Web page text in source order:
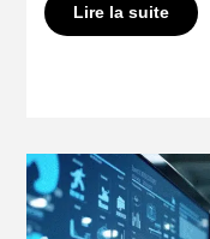
Lire la suite